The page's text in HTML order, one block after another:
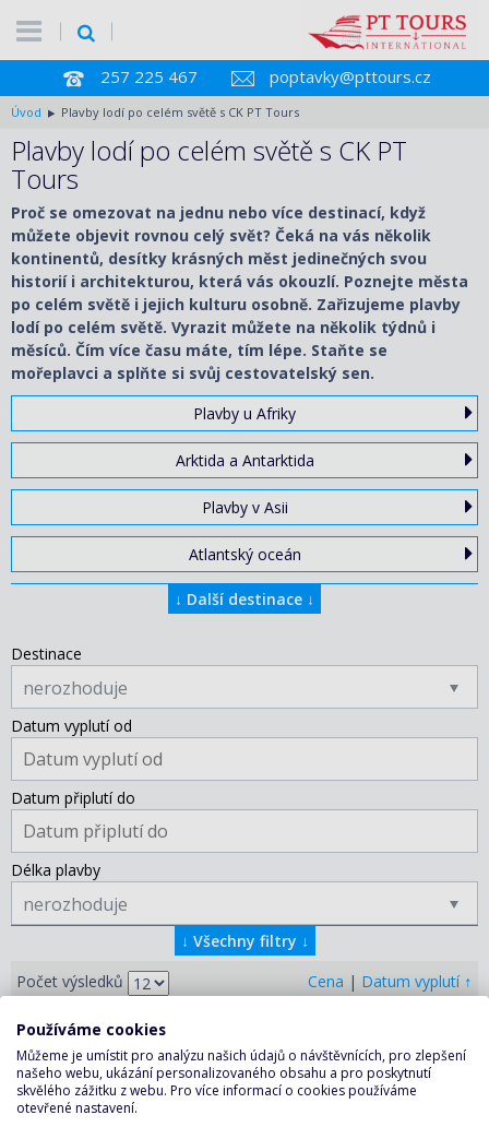
257 225 467 poptavky@pttours.cz
Úvod Plavby lodí po celém světě s CK PT Tours
Plavby lodí po celém světě s CK PT
Tours
Proč se omezovat na jednu nebo více destinací, když
můžete objevit rovnou celý svět? Čeká na vás několik
kontinentů, desítky krásných měst jedinečných svou
historií i architekturou, která vás okouzlí. Poznejte města
po celém světě i jejich kulturu osobně. Zařizujeme plavby
lodí po celém světě. Vyrazit můžete na několik týdnů i
měsíců. Čím více času máte, tím lépe. Staňte se
mořeplavci a splňte si svůj cestovatelský sen.
Plavby u Afriky
Arktida a Antarktida
Plavby v Asii
Atlantský oceán
↓ Další destinace ↓
Destinace
nerozhoduje
Datum vyplutí od
Datum připlutí do
Délka plavby
nerozhoduje
↓ Všechny filtry ↓
Cena | Datum vyplutí ↑
Počet výsledků
O plavbách
Plavby lodí po celém světě s CK PT Tours
Používáme cookies
Můžeme je umístit pro analýzu našich údajů o návštěvnících, pro zlepšení
našeho webu, ukázání personalizovaného obsahu a pro poskytnutí
skvělého zážitku z webu. Pro více informací o cookies používáme
otevřené nastavení.